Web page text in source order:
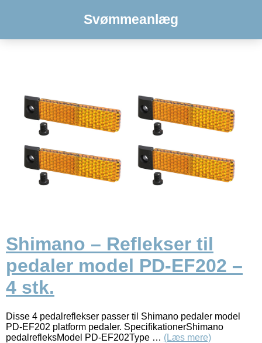
Svømmeanlæg
Shimano – Reflekser til
pedaler model PD-EF202 –
4 stk.
Disse 4 pedalreflekser passer til Shimano pedaler model
PD-EF202 platform pedaler. SpecifikationerShimano
pedalrefleksModel PD-EF202Type … (Læs mere)